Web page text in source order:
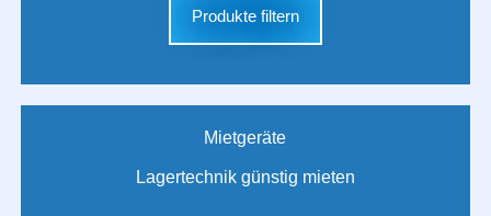
Produkte filtern
Mietgeräte
Lagertechnik günstig mieten